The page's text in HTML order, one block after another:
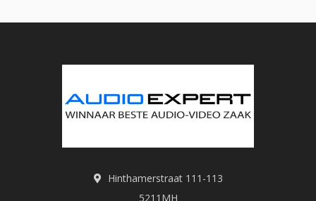
Hinthamerstraat 111-113
5211MH